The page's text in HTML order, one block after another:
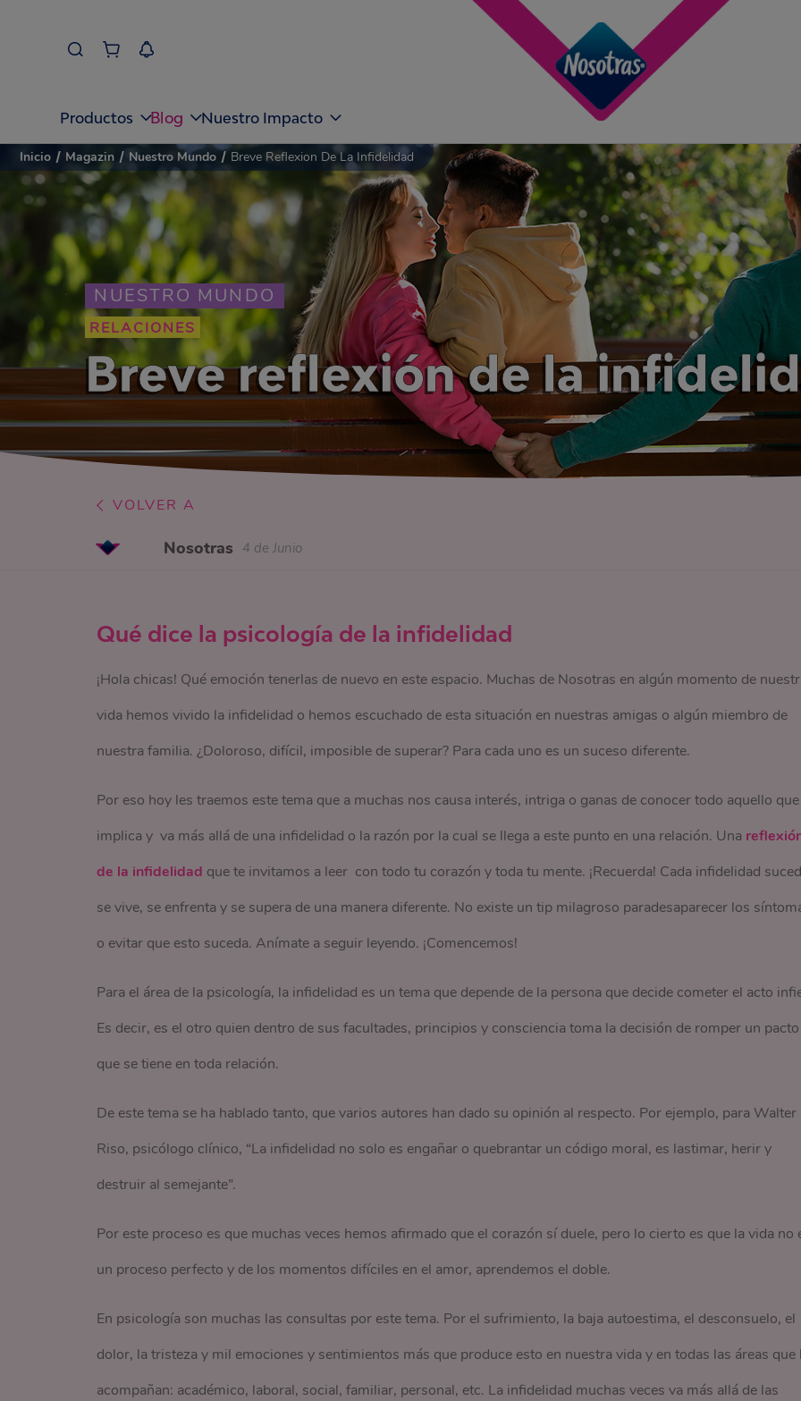
Productos Blog Nuestro Impacto
NUESTRO MUNDO
RELACIONES
Breve reflexión de la
Inicio / Magazin / Nuestro Mundo / Breve Reflexion De La Infidelidad
VOLVER A
Nosotras 4 de Junio
Qué dice la psicología de la infidelidad
¡Hola chicas! Qué emoción tenerlas de nuevo en este espacio. Muchas de Nosotras en algún momento de
vida hemos vivido la infidelidad o hemos escuchado de esta situación en nuestras amigas o algún miembro de
nuestra familia. ¿Doloroso, difícil, imposible de superar? Para cada uno es un suceso diferente.
Por eso hoy les traemos este tema que a muchas nos causa interés, intriga o ganas de conocer todo aquello que
implica y va más allá de una infidelidad o la razón por la cual se llega a este punto en una relación. Una
de la infidelidad que te invitamos a leer con todo tu corazón y toda tu mente. ¡Recuerda! Cada infidelidad
se vive, se enfrenta y se supera de una manera diferente. No existe un tip milagroso paradesaparecer los
o evitar que esto suceda. Anímate a seguir leyendo. ¡Comencemos!
Para el área de la psicología, la infidelidad es un tema que depende de la persona que decide cometer el acto
Es decir, es el otro quien dentro de sus facultades, principios y consciencia toma la decisión de romper un pacto
que se tiene en toda relación.
De este tema se ha hablado tanto, que varios autores han dado su opinión al respecto. Por ejemplo, para Walter
Riso, psicólogo clínico, “La infidelidad no solo es engañar o quebrantar un código moral, es lastimar, herir y
destruir al semejante”.
Por este proceso es que muchas veces hemos afirmado que el corazón sí duele, pero lo cierto es que la vida no
un proceso perfecto y de los momentos difíciles en el amor, aprendemos el doble.
En psicología son muchas las consultas por este tema. Por el sufrimiento, la baja autoestima, el desconsuelo, el
dolor, la tristeza y mil emociones y sentimientos más que produce esto en nuestra vida y en todas las áreas que
acompañan: académico, laboral, social, familiar, personal, etc. La infidelidad muchas veces va más allá de las